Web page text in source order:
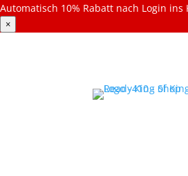
Automatisch 10% Rabatt nach Login ins
×